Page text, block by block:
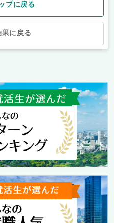
プに戻る
果に戻る